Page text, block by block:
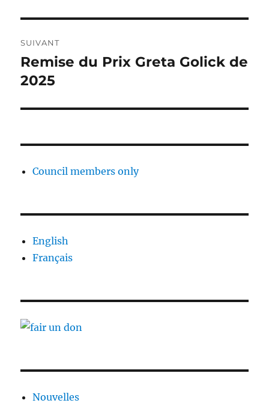
SUIVANT
Article
Suivant :
Remise du Prix Greta Golick de
2025
Council members only
English
Français
Nouvelles